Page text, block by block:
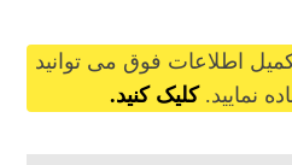
اطلاعات فوق می توانید
نمایید. کلیک کنید.